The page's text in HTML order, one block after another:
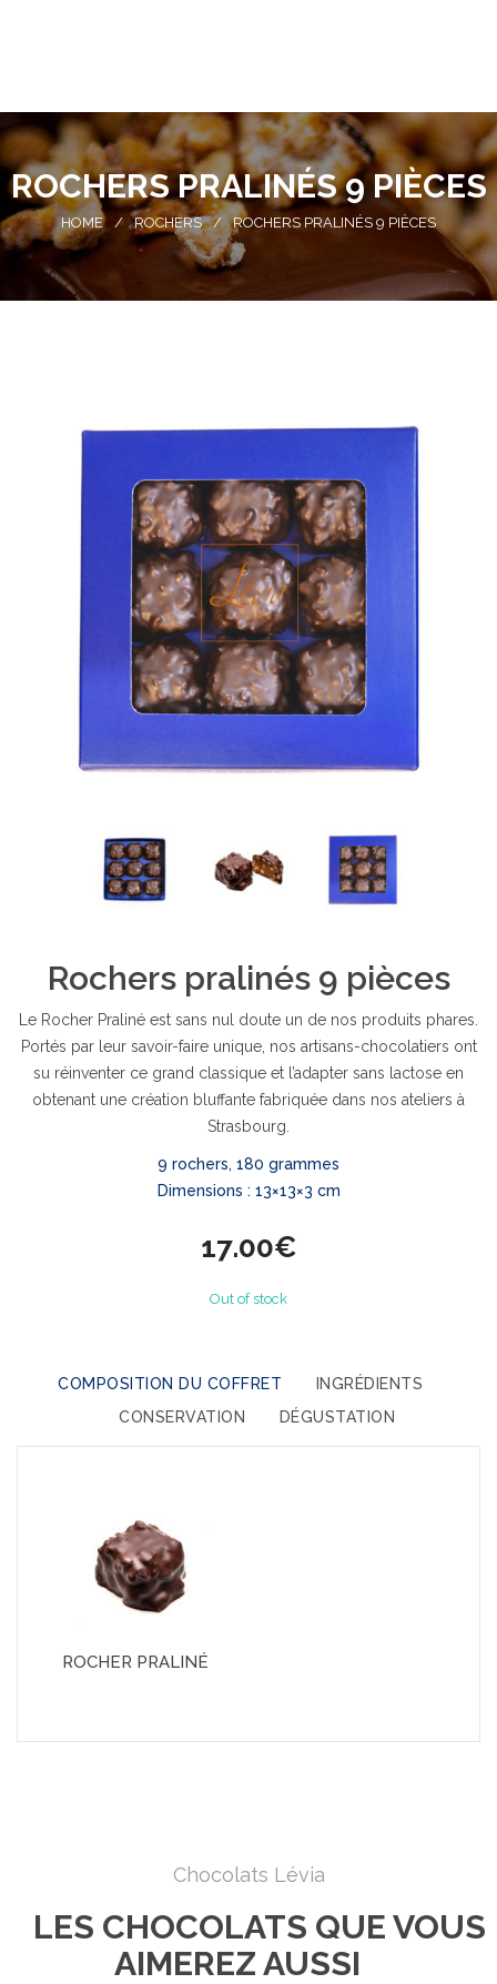
ROCHERS PRALINÉS 9 PIÈCES
HOME / ROCHERS / ROCHERS PRALINÉS 9 PIÈCES
Rochers pralinés 9 pièces
Le Rocher Praliné est sans nul doute un de nos produits phares.
Portés par leur savoir-faire unique, nos artisans-chocolatiers ont
su réinventer ce grand classique et l’adapter sans lactose en
obtenant une création bluffante fabriquée dans nos ateliers à
Strasbourg.
9 rochers, 180 grammes
Dimensions : 13×13×3 cm
17.00€
Out of stock
COMPOSITION DU COFFRET
INGRÉDIENTS
CONSERVATION
DÉGUSTATION
ROCHER PRALINÉ
Chocolats Lévia
LES CHOCOLATS QUE VOUS
AIMEREZ AUSSI